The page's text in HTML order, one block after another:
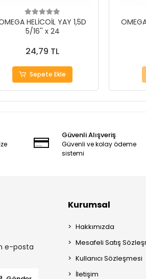
HELİCOİL YAY 1,5D
5/16'' x 24
24,79 TL
Sepete Ekle
Güvenli Alışveriş
Güvenli ve kolay ödeme
sistemi
e-posta
Kurumsal
Hakkımızda
Mesafeli Satış
Kullanıcı Sözleşmesi
İletişim